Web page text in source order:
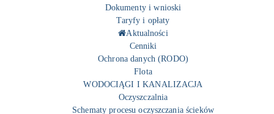
Dokumenty i wnioski
Taryfy i opłaty
Aktualności
Cenniki
Ochrona danych (RODO)
Flota
WODOCIĄGI I KANALIZACJA
Oczyszczalnia
Schematy procesu oczyszczania ścieków